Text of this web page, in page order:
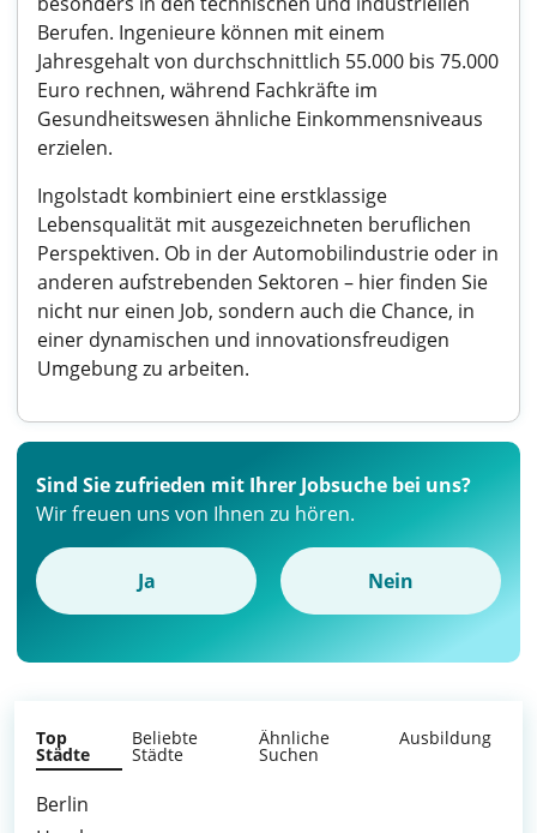
Berufen. Ingenieure können mit einem
Jahresgehalt von durchschnittlich 55.000 bis 75.000
Euro rechnen, während Fachkräfte im
Gesundheitswesen ähnliche Einkommensniveaus
erzielen.
Ingolstadt kombiniert eine erstklassige
Lebensqualität mit ausgezeichneten beruflichen
Perspektiven. Ob in der Automobilindustrie oder in
anderen aufstrebenden Sektoren – hier finden Sie
nicht nur einen Job, sondern auch die Chance, in
einer dynamischen und innovationsfreudigen
Umgebung zu arbeiten.
Sind Sie zufrieden mit Ihrer Jobsuche bei uns?
Wir freuen uns von Ihnen zu hören.
Ja Nein
Top
Städte
Beliebte
Städte
Ähnliche
Suchen
Ausbildung
Berlin